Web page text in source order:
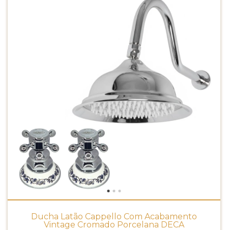
Ducha Latão Cappello Com Acabamento
Vintage Cromado Porcelana DECA